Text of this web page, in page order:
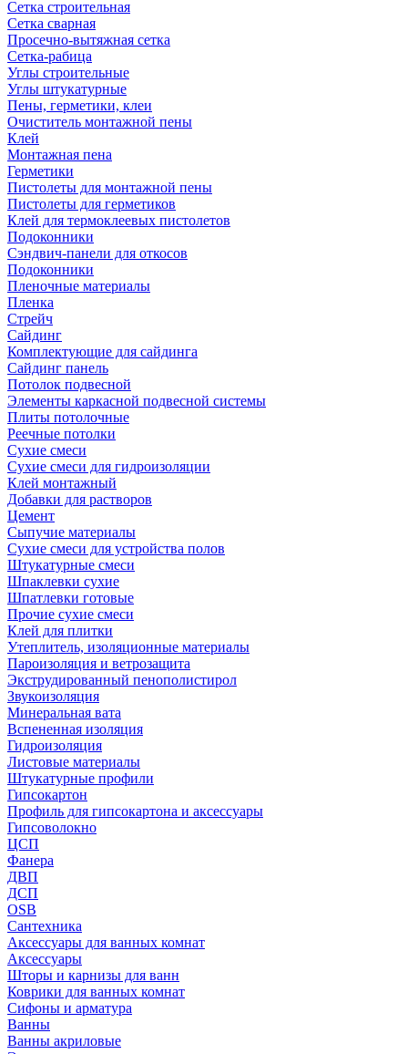
Сетка строительная
Сетка сварная
Просечно-вытяжная сетка
Сетка-рабица
Углы строительные
Углы штукатурные
Пены, герметики, клеи
Очиститель монтажной пены
Клей
Монтажная пена
Герметики
Пистолеты для монтажной пены
Пистолеты для герметиков
Клей для термоклеевых пистолетов
Подоконники
Сэндвич-панели для откосов
Подоконники
Пленочные материалы
Пленка
Стрейч
Сайдинг
Комплектующие для сайдинга
Сайдинг панель
Потолок подвесной
Элементы каркасной подвесной системы
Плиты потолочные
Реечные потолки
Сухие смеси
Сухие смеси для гидроизоляции
Клей монтажный
Добавки для растворов
Цемент
Сыпучие материалы
Сухие смеси для устройства полов
Штукатурные смеси
Шпаклевки сухие
Шпатлевки готовые
Прочие сухие смеси
Клей для плитки
Утеплитель, изоляционные материалы
Пароизоляция и ветрозащита
Экструдированный пенополистирол
Звукоизоляция
Минеральная вата
Вспененная изоляция
Гидроизоляция
Листовые материалы
Штукатурные профили
Гипсокартон
Профиль для гипсокартона и аксессуары
Гипсоволокно
ЦСП
Фанера
ДВП
ДСП
OSB
Сантехника
Аксессуары для ванных комнат
Аксессуары
Шторы и карнизы для ванн
Коврики для ванных комнат
Сифоны и арматура
Ванны
Ванны акриловые